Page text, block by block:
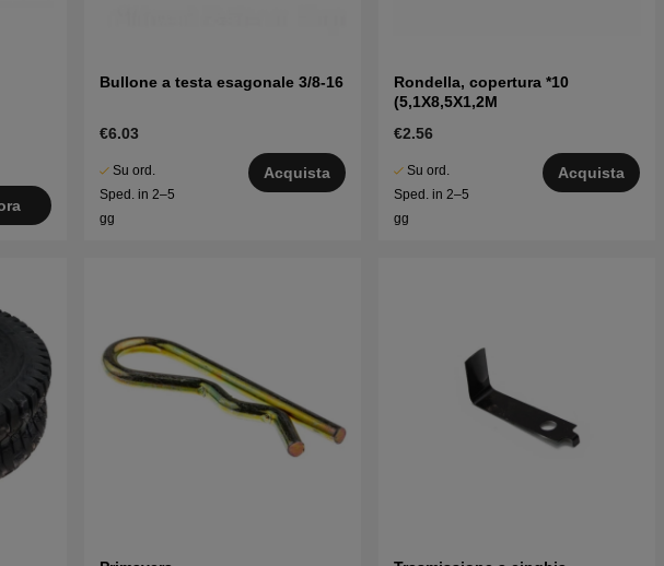
Bullone a testa esagonale 3/8-16
€6.03
Su ord.
Sped. in 2–5
gg
Acquista
Rondella, copertura *10
(5,1X8,5X1,2M
€2.56
Su ord.
Sped. in 2–5
gg
Acquista